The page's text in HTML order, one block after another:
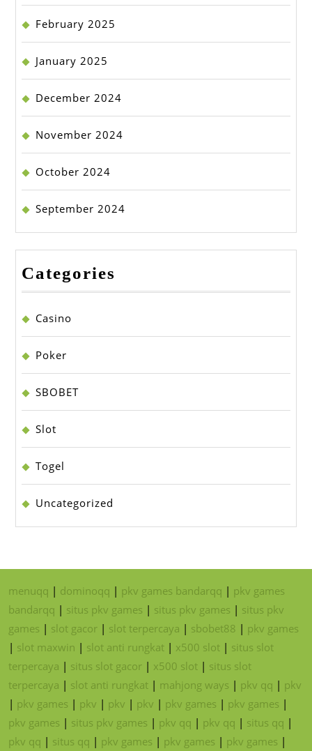
February 2025
January 2025
December 2024
November 2024
October 2024
September 2024
Categories
Casino
Poker
SBOBET
Slot
Togel
Uncategorized
menuqq | dominoqq | pkv games bandarqq | pkv games
bandarqq | situs pkv games | situs pkv games | situs pkv
games | slot gacor | slot terpercaya | sbobet88 | pkv games
| slot maxwin | slot anti rungkat | x500 slot | situs slot
terpercaya | situs slot gacor | x500 slot | situs slot
terpercaya | slot anti rungkat | mahjong ways | pkv qq | pkv
| pkv games | pkv | pkv | pkv | pkv games | pkv games |
pkv games | situs pkv games | pkv qq | pkv qq | situs qq |
pkv qq | situs qq | pkv games | pkv games | pkv games |